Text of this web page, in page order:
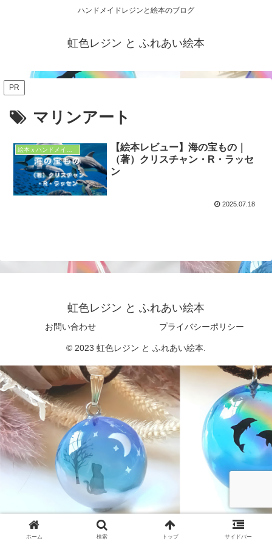
ハンドメイドレジンと絵本のブログ
虹色レジン と ふれあい絵本
PR
マリンアート
【絵本レビュー】海の宝もの｜
（著）クリスチャン・R・ラッセ
ン
2025.07.18
虹色レジン と ふれあい絵本
お問い合わせ プライバシーポリシー
© 2023 虹色レジン と ふれあい絵本.
ホーム 検索 トップ サイドバー